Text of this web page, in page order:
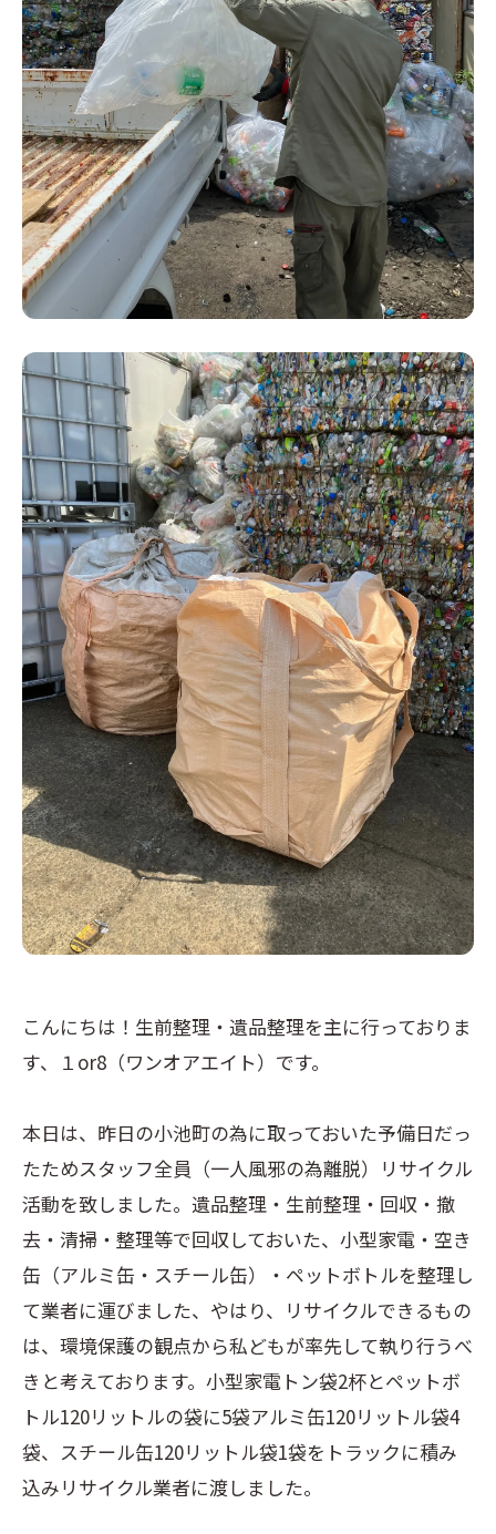
こんにちは！生前整理・遺品整理を主に行っておりま
す、１or8（ワンオアエイト）です。
本日は、昨日の小池町の為に取っておいた予備日だっ
たためスタッフ全員（一人風邪の為離脱）リサイクル
活動を致しました。遺品整理・生前整理・回収・撤
去・清掃・整理等で回収しておいた、小型家電・空き
缶（アルミ缶・スチール缶）・ペットボトルを整理し
て業者に運びました、やはり、リサイクルできるもの
は、環境保護の観点から私どもが率先して執り行うべ
きと考えております。小型家電トン袋2杯とペットボ
トル120リットルの袋に5袋アルミ缶120リットル袋4
袋、スチール缶120リットル袋1袋をトラックに積み
込みリサイクル業者に渡しました。